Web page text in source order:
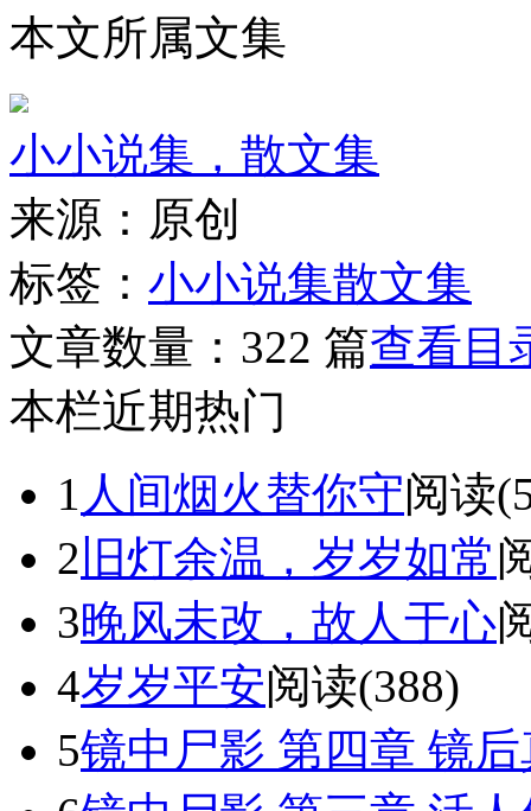
本文所属文集
小小说集，散文集
来源： 原创
标签： 小小说集散文集
文章数量： 322 篇查看目
本栏近期热门
1 人间烟火替你守阅读
2 旧灯余温，岁岁如常
3晚风未改，故人于心
4岁岁平安阅读(388)
5镜中尸影 第四章 镜